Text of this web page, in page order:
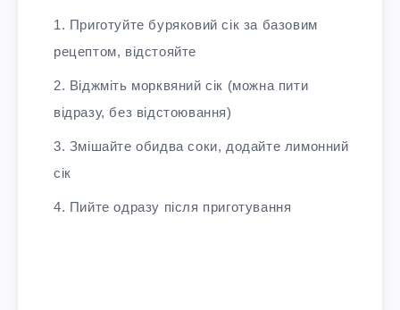
Приготуйте буряковий сік за базовим
рецептом, відстояйте
Віджміть морквяний сік (можна пити
відразу, без відстоювання)
Змішайте обидва соки, додайте лимонний
сік
Пийте одразу після приготування